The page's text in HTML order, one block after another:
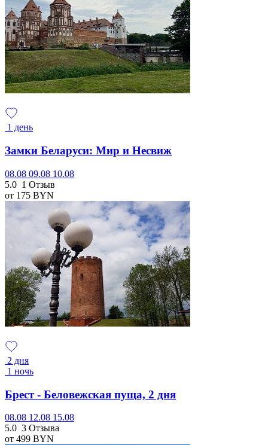
1 день
Замки Беларуси: Мир и Несвиж
08.08 09.08 10.08
5.0 1 Отзыв
от 175 BYN
2 дня
1 ночь
Брест - Беловежская пуща, 2 дня
08.08 12.08 15.08
5.0 3 Отзыва
от 499 BYN